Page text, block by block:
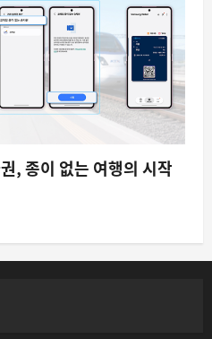
, 종이 없는 여행의 시작